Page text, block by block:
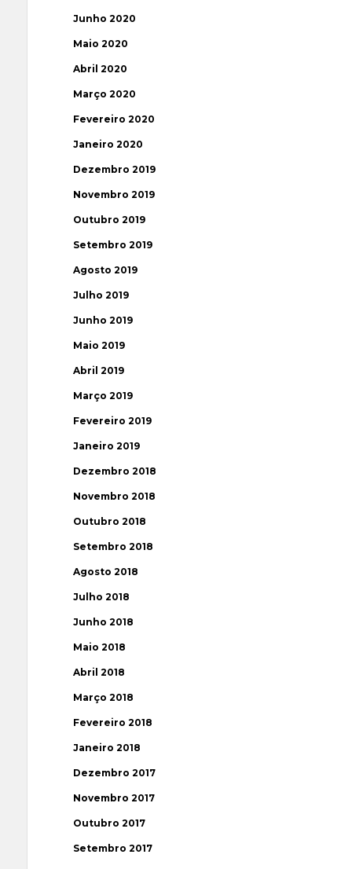
Junho 2020
Maio 2020
Abril 2020
Março 2020
Fevereiro 2020
Janeiro 2020
Dezembro 2019
Novembro 2019
Outubro 2019
Setembro 2019
Agosto 2019
Julho 2019
Junho 2019
Maio 2019
Abril 2019
Março 2019
Fevereiro 2019
Janeiro 2019
Dezembro 2018
Novembro 2018
Outubro 2018
Setembro 2018
Agosto 2018
Julho 2018
Junho 2018
Maio 2018
Abril 2018
Março 2018
Fevereiro 2018
Janeiro 2018
Dezembro 2017
Novembro 2017
Outubro 2017
Setembro 2017